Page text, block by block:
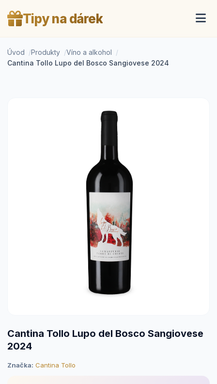
Tipy na dárek
Úvod Produkty
Víno a alkohol
Cantina Tollo Lupo del Bosco Sangiovese 2024
Cantina Tollo Lupo del Bosco Sangiovese
2024
Značka: Cantina Tollo